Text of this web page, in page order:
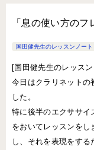
「息の使い方のフ
国田健先生のレッスンノート
[国田健先生のレッス
今日はクラリネットの
した。
特に後半のエクササイ
をおいてレッスンをし
し、それを表現をす